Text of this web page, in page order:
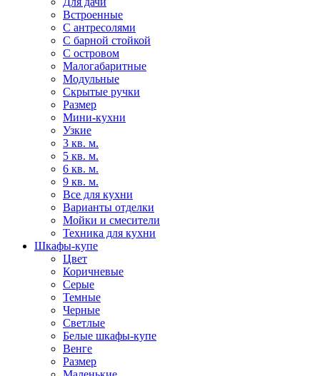
Встроенные
С антресолями
С барной стойкой
С островом
Малогабаритные
Модульные
Скрытые ручки
Размер
Мини-кухни
Узкие
3 кв. м.
5 кв. м.
6 кв. м.
9 кв. м.
Все для кухни
Варианты отделки
Мойки и смесители
Техника для кухни
Шкафы-купе
Цвет
Коричневые
Серые
Темные
Черные
Светлые
Белые шкафы-купе
Венге
Размер